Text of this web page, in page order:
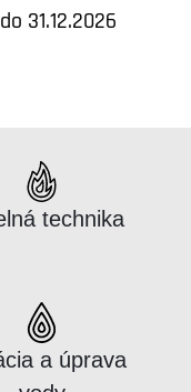
31.12.2026
technika
a úprava